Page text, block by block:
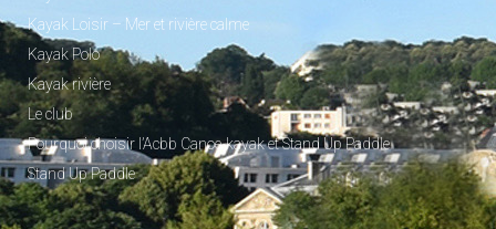
Kayak Loisir – Mer et rivière calme
Kayak Polo
Kayak rivière
Le club
Pourquoi choisir l’Acbb Canoe-kayak et Stand Up Paddle
Stand Up Paddle